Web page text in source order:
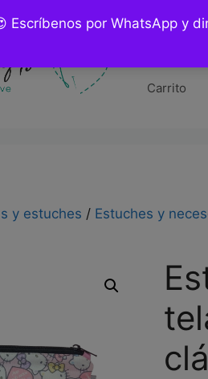
Escríbenos por WhatsApp
Carrito
y estuches / Estuches y